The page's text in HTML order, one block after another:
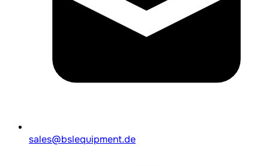
sales@bslequipment.de